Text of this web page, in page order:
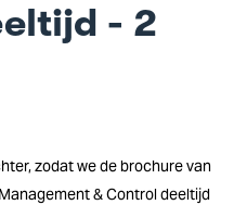
- 2
zodat we de brochure van
& Control deeltijd